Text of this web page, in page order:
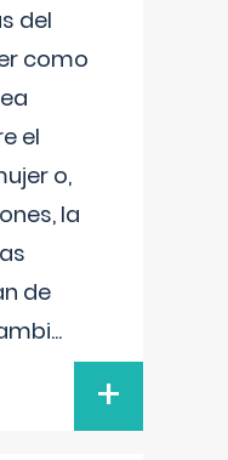
del
como
el
o,
la
de
...
+